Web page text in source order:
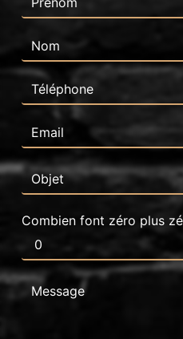
Combien font zéro plus